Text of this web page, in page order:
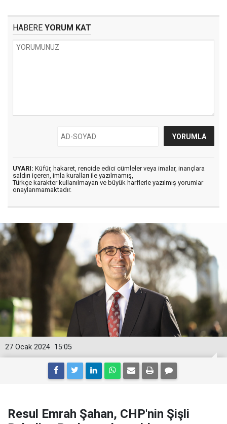
HABERE YORUM KAT
UYARI: Küfür, hakaret, rencide edici cümleler veya imalar, inançlara
saldırı içeren, imla kuralları ile yazılmamış,
Türkçe karakter kullanılmayan ve büyük harflerle yazılmış yorumlar
onaylanmamaktadır.
15:05
27 Ocak 2024
Resul Emrah Şahan, CHP'nin Şişli